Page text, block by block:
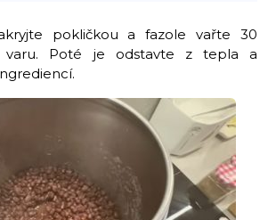
pokličkou a fazole vařte 30
Poté je odstavte z tepla a